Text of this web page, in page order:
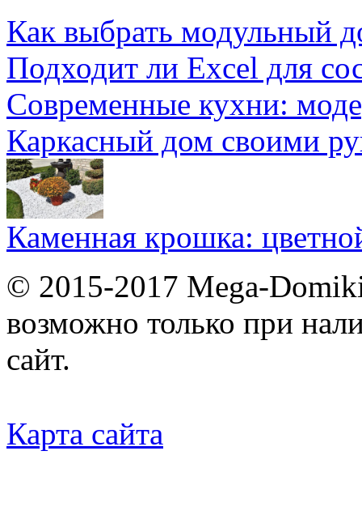
Как выбрать модульный
Подходит ли Excel для
Современные кухни:
Каркасный дом своими
Каменная крошка:
© 2015-2017 Mega-
возможно только при
сайт.
Карта сайта